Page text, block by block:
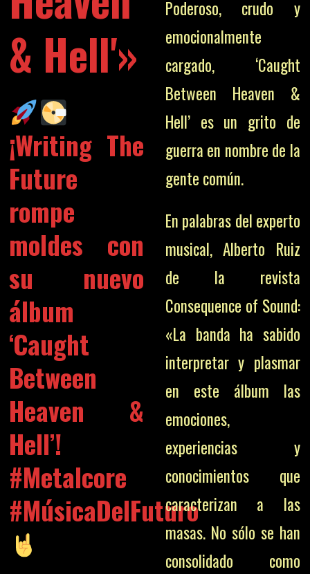
& Hell'»
¡Writing The
Future
rompe
moldes con
su nuevo
álbum
‘Caught
Between
Heaven &
Hell’!
#Metalcore
#MúsicaDelFuturo
Poderoso, crudo y
emocionalmente
cargado, ‘Caught
Between Heaven &
Hell’ es un grito de
guerra en nombre de la
gente común.
En palabras del experto
musical, Alberto Ruiz
de la revista
Consequence of Sound:
«La banda ha sabido
interpretar y plasmar
en este álbum las
emociones,
experiencias y
conocimientos que
caracterizan a las
masas. No sólo se han
consolidado como